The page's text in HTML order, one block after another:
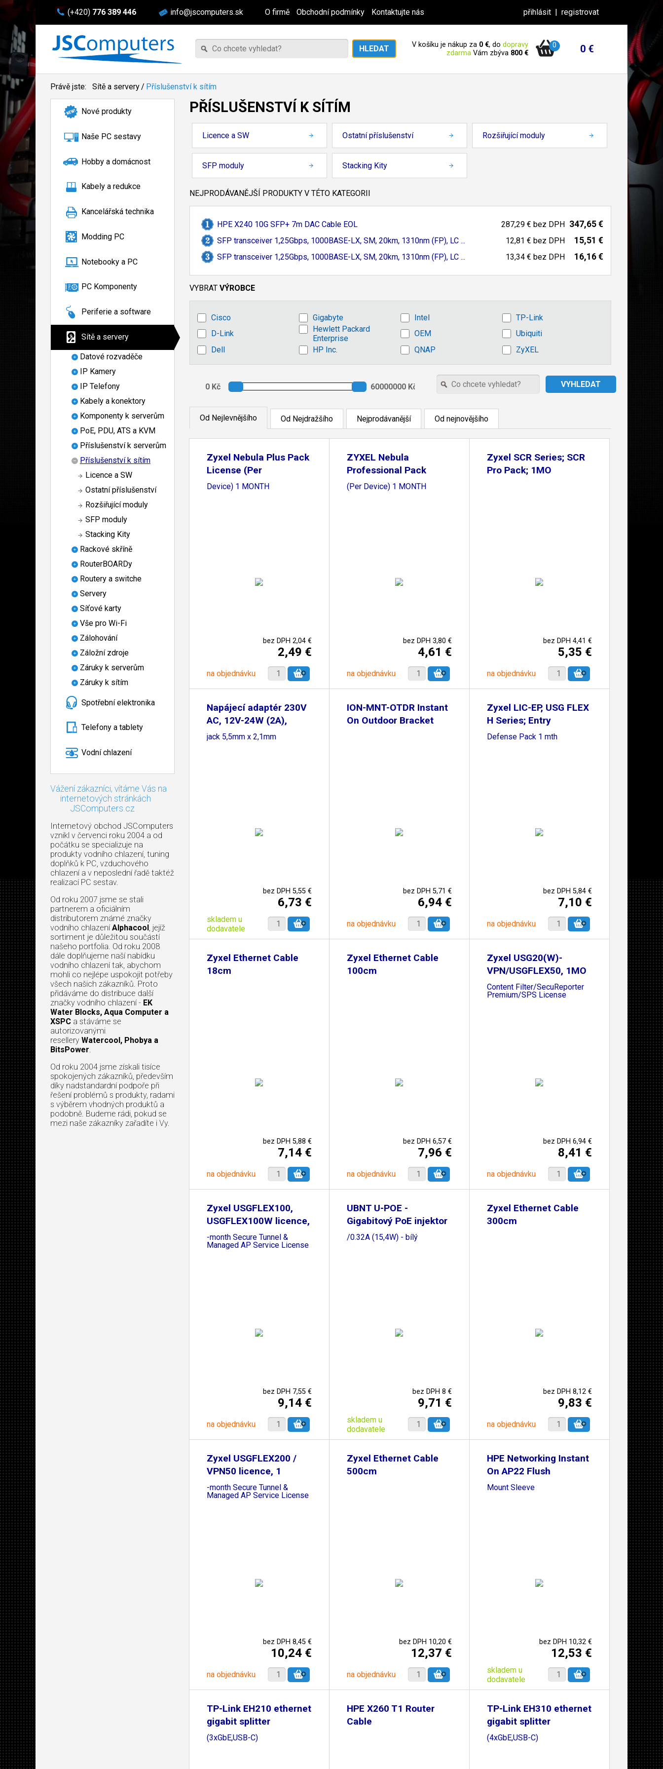
(+420) 776 389 446 info@jscomputers.sk O firmě Obchodní podmínky Kontaktujte nás přihlásit | registrovat
V košíku je nákup za 0 €, do dopravy
zdarma Vám zbýva 800 €
0 0 €
Právě jste: Sítě a servery/ Příslušenství k sítím
Nové produkty
Naše PC sestavy
Hobby a domácnost
Kabely a redukce
Kancelářská technika
Modding PC
Notebooky a PC
PC Komponenty
Periferie a software
Sítě a servery
Datové rozvaděče
IP Kamery
IP Telefony
Kabely a konektory
Komponenty k serverům
PoE, PDU, ATS a KVM
Příslušenství k serverům
Příslušenství k sítím
Licence a SW
Ostatní příslušenství
Rozšiřující moduly
SFP moduly
Stacking Kity
Rackové skříně
RouterBOARDy
Routery a switche
Servery
Síťové karty
Vše pro Wi-Fi
Zálohování
Záložní zdroje
Záruky k serverům
Záruky k sítím
Spotřební elektronika
Telefony a tablety
Vodní chlazení
Vážení zákazníci, vítáme Vás na
internetových stránkách
JSComputers.cz
Internetový obchod JSComputers
vznikl v červenci roku 2004 a od
počátku se specializuje na
produkty vodního chlazení, tuning
doplňků k PC, vzduchového
chlazení a v neposlední řadě taktéž
realizací PC sestav.
Od roku 2007 jsme se stali
partnerem a oficiálním
distributorem známé značky
vodního chlazení Alphacool, jejíž
sortiment je důležitou součástí
našeho portfolia. Od roku 2008
dále doplňujeme naší nabídku
vodního chlazení tak, abychom
mohli co nejlépe uspokojit potřeby
všech našich zákazníků. Proto
přidáváme do distribuce další
značky vodního chlazení - EK
Water Blocks, Aqua Computer a
XSPC a stáváme se
autorizovanými
resellery Watercool, Phobya a
BitsPower.
Od roku 2004 jsme získali tisíce
spokojených zákazníků, především
díky nadstandardní podpoře při
řešení problémů s produkty, radami
s výběrem vhodných produktů a
podobně. Budeme rádi, pokud se
mezi naše zákazníky zařadíte i Vy.
PŘÍSLUŠENSTVÍ K SÍTÍM
Licence a SW Ostatní příslušenství Rozšiřující moduly
SFP moduly Stacking Kity
NEJPRODÁVANĚJŠÍ PRODUKTY V TÉTO KATEGORII
HPE X240 10G SFP+ 7m DAC Cable EOL 287,29 € bez DPH 347,65 €
SFP transceiver 1,25Gbps, 1000BASE-LX, SM, 20km, 1310nm (FP), LC ... 12,81 € bez DPH 15,51 €
SFP transceiver 1,25Gbps, 1000BASE-LX, SM, 20km, 1310nm (FP), LC ... 13,34 € bez DPH 16,16 €
VYBRAT VÝROBCE
Cisco Gigabyte Intel
TP-Link
D-Link
Hewlett Packard
Enterprise
OEM
Ubiquiti
Dell
HP Inc. QNAP ZyXEL
Od Nejlevnějšího Od Nejdražšího Nejprodávanější Od nejnovějšího
Zyxel Nebula Plus Pack
License (Per
Device) 1 MONTH
bez DPH 2,04 €
2,49 €
na objednávku
ZYXEL Nebula
Professional Pack
License
(Per Device) 1 MONTH
bez DPH 3,80 €
4,61 €
na objednávku
Zyxel SCR Series; SCR
Pro Pack; 1MO
bez DPH 4,41 €
5,35 €
na objednávku
Napájecí adaptér 230V
AC, 12V-24W (2A),
jack 5,5mm x 2,1mm
bez DPH 5,55 €
6,73 €
skladem u
dodavatele
ION-MNT-OTDR Instant
On Outdoor Bracket
bez DPH 5,71 €
6,94 €
na objednávku
Zyxel LIC-EP, USG FLEX
H Series; Entry
Defense Pack 1 mth
bez DPH 5,84 €
7,10 €
na objednávku
Zyxel Ethernet Cable
18cm
bez DPH 5,88 €
7,14 €
na objednávku
Zyxel Ethernet Cable
100cm
bez DPH 6,57 €
7,96 €
na objednávku
Zyxel USG20(W)-
VPN/USGFLEX50, 1MO
Content Filter/SecuReporter
Premium/SPS License
bez DPH 6,94 €
8,41 €
na objednávku
Zyxel USGFLEX100,
USGFLEX100W licence,
1
-month Secure Tunnel &
Managed AP Service License
bez DPH 7,55 €
9,14 €
na objednávku
UBNT U-POE -
Gigabitový PoE injektor
48V
/0.32A (15,4W) - bílý
bez DPH 8 €
9,71 €
skladem u
dodavatele
Zyxel Ethernet Cable
300cm
bez DPH 8,12 €
9,83 €
na objednávku
Zyxel USGFLEX200 /
VPN50 licence, 1
-month Secure Tunnel &
Managed AP Service License
bez DPH 8,45 €
10,24 €
na objednávku
Zyxel Ethernet Cable
500cm
bez DPH 10,20 €
12,37 €
na objednávku
HPE Networking Instant
On AP22 Flush
Mount Sleeve
bez DPH 10,32 €
12,53 €
skladem u
dodavatele
TP-Link EH210 ethernet
gigabit splitter
(3xGbE,USB-C)
HPE X260 T1 Router
Cable
TP-Link EH310 ethernet
gigabit splitter
(4xGbE,USB-C)